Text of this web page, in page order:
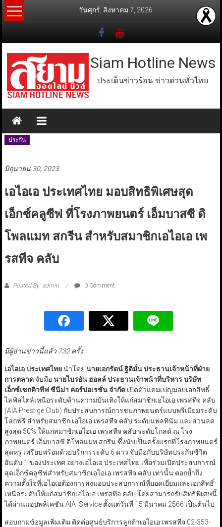
Skip
to
วันศุกร์, สิงหาคม 7, 2026
Siam Hotline News
ประเด็นข่าวร้อน ข่าวด่วนทั่วไทย
ประกัน
มิถุนายน 30, 2023
เอไอเอ ประเทศไทย มอบสิทธิพิเศษสุด
เอ็กซ์คลูซีฟ ที่โรงภาพยนตร์ เอ็มบาสซี ดิ
โพลแมท สกรีน สำหรับสมาชิกเอไอเอ เพ
รสทีจ คลับ
Posted By: admin 0 Comment
มีผู้อ่านข่าวนี้แล้ว 732 ครั้ง
เอไอเอ ประเทศไทยนำโดย นายเอกรัตน์ ฐิติมั่น ประธานเจ้าหน้าที่ฝ่าย
การตลาดจับมือนายไบรอัน ฮอลล์ ประธานเจ้าหน้าที่บริหาร บริษัท
เอ็กซ์เซกคิวทีฟ ซีนีม่า คอร์ปอเรชั่น จำกัดเปิดตัวแคมเปญมอบเอกสิทธิ์
ไลฟ์สไตล์เหนือระดับด้านความบันเทิงให้แก่สมาชิกเอไอเอ เพรสทีจ คลับ
(AIA Prestige Club) กับประสบการณ์การชมภาพยนตร์แบบพรีเมียมระดับ
โลกฟรี สำหรับสมาชิก เอไอเอ เพรสทีจ คลับ ระดับแพลทินัม และส่วนลด
สูงสุด 50% ให้แก่สมาชิกเอไอเอ เพรสทีจ คลับ ระดับโกลด์ ณ โรง
ภาพยนตร์ เอ็มบาสซี ดิโพลแมท สกรีน ซึ่งนับเป็นครั้งแรกที่โรงภาพยนตร์
สุดหรู เพรียบพร้อมด้วยบริการระดับ 6 ดาว จับมือกับบริษัทประกันชีวิต
อันดับ 1 ของประเทศ อย่างเอไอเอ ประเทศไทย เพื่อร่วมเปิดประสบการณ์
สุดเอ็กซ์คลูซีฟสำหรับสมาชิกเอไอเอ เพรสทีจ คลับ เท่านั้น ตอกย้ำถึง
ความตั้งใจที่เอไอเอต้องการส่งมอบประสบการณ์ที่ยอดเยี่ยมและเอกสิทธิ์
เหนือระดับให้แก่สมาชิกเอไอเอ เพรสทีจ คลับ โดยสามารถรับสิทธิพิเศษนี้
ได้ผ่านแอปพลิเคชัน AIA iService ตั้งแต่วันที่ 15 มีนาคม 2566 เป็นต้นไป
สอบถามข้อมูลเพิ่มเติม ติดต่อศูนย์บริการลูกค้าเอไอเอ เพรสทีจ 02-353-